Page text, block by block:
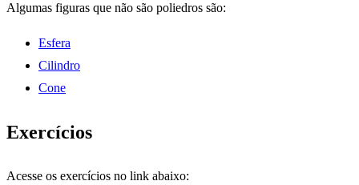
Algumas figuras que não são poliedros são:
Esfera
Cilindro
Cone
Exercícios
Acesse os exercícios no link abaixo: